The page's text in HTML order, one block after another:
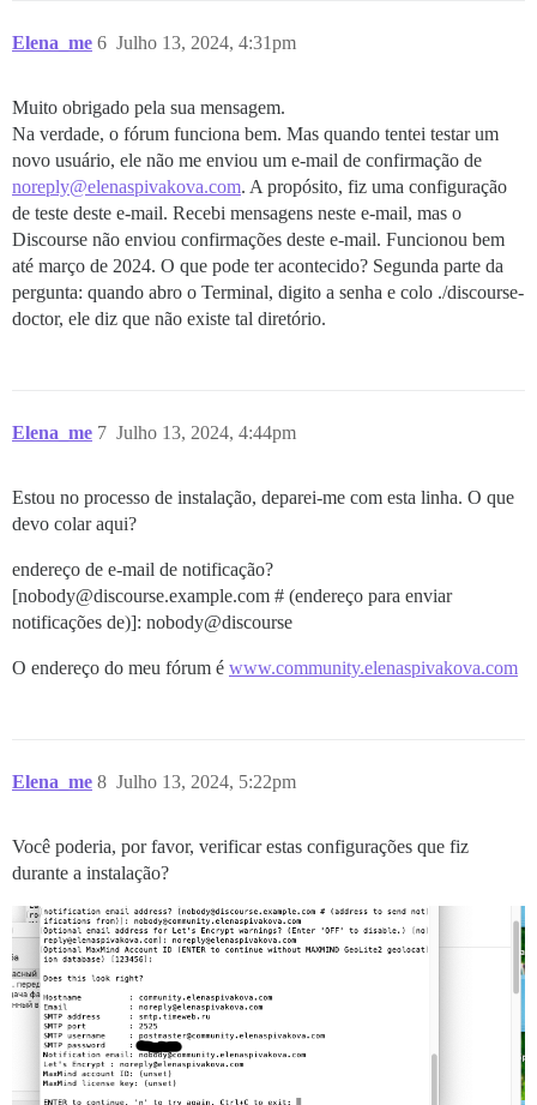
Elena_me Julho 13, 2024, 4:31pm
6
Muito obrigado pela sua mensagem.
Na verdade, o fórum funciona bem. Mas quando tentei testar um
novo usuário, ele não me enviou um e-mail de confirmação de
noreply@elenaspivakova.com. A propósito, fiz uma configuração
de teste deste e-mail. Recebi mensagens neste e-mail, mas o
Discourse não enviou confirmações deste e-mail. Funcionou bem
até março de 2024. O que pode ter acontecido? Segunda parte da
pergunta: quando abro o Terminal, digito a senha e colo ./discourse-
doctor, ele diz que não existe tal diretório.
Elena_me Julho 13, 2024, 4:44pm
7
Estou no processo de instalação, deparei-me com esta linha. O que
devo colar aqui?
endereço de e-mail de notificação?
[nobody@discourse.example.com # (endereço para enviar
notificações de)]: nobody@discourse
O endereço do meu fórum é www.community.elenaspivakova.com
Elena_me Julho 13, 2024, 5:22pm
8
Você poderia, por favor, verificar estas configurações que fiz
durante a instalação?